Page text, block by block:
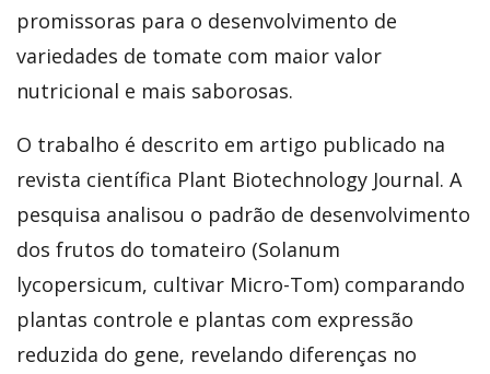
promissoras para o desenvolvimento de
variedades de tomate com maior valor
nutricional e mais saborosas.
O trabalho é descrito em artigo publicado na
revista científica Plant Biotechnology Journal. A
pesquisa analisou o padrão de desenvolvimento
dos frutos do tomateiro (Solanum
lycopersicum, cultivar Micro-Tom) comparando
plantas controle e plantas com expressão
reduzida do gene, revelando diferenças no